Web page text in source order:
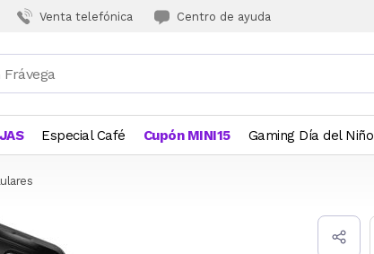
Venta telefónica Centro de ayuda
Especial Café Cupón MINI15 Gaming Día del Niño